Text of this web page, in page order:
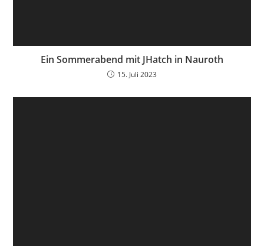
Ein Sommerabend mit JHatch in Nauroth
15. Juli 2023